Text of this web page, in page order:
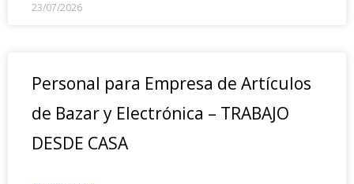
23/07/2026
Personal para Empresa de Artículos
de Bazar y Electrónica – TRABAJO
DESDE CASA